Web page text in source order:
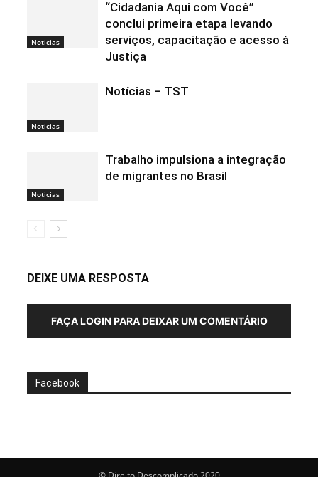
Noticias
“Cidadania Aqui com Você”
conclui primeira etapa levando
serviços, capacitação e acesso à
Justiça
Noticias
Notícias – TST
Noticias
Trabalho impulsiona a integração
de migrantes no Brasil
DEIXE UMA RESPOSTA
FAÇA LOGIN PARA DEIXAR UM COMENTÁRIO
Facebook